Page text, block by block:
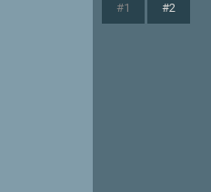
#1 #2